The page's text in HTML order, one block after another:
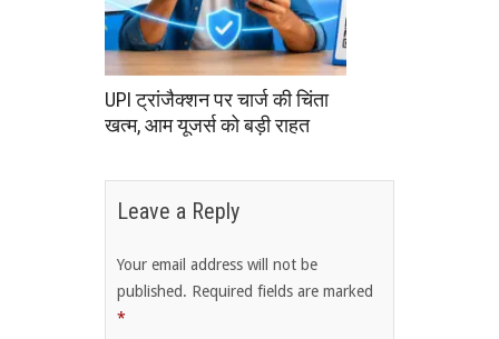
UPI ट्रांजैक्शन पर चार्ज की चिंता
खत्म, आम यूजर्स को बड़ी राहत
Leave a Reply
Your email address will not be
published. Required fields are marked
*